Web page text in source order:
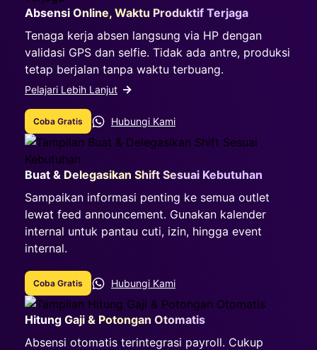
Absensi Online, Waktu Produktif Terjaga
Tenaga kerja absen langsung via HP dengan
validasi GPS dan selfie. Tidak ada antre, produksi
tetap berjalan tanpa waktu terbuang.
Pelajari Lebih Lanjut
Coba Gratis Hubungi Kami
Buat & Delegasikan Shift Sesuai Kebutuhan
Sampaikan informasi penting ke semua outlet
lewat feed announcement. Gunakan kalender
internal untuk pantau cuti, izin, hingga event
internal.
Coba Gratis Hubungi Kami
Hitung Gaji & Potongan Otomatis
Absensi otomatis terintegrasi payroll. Cukup